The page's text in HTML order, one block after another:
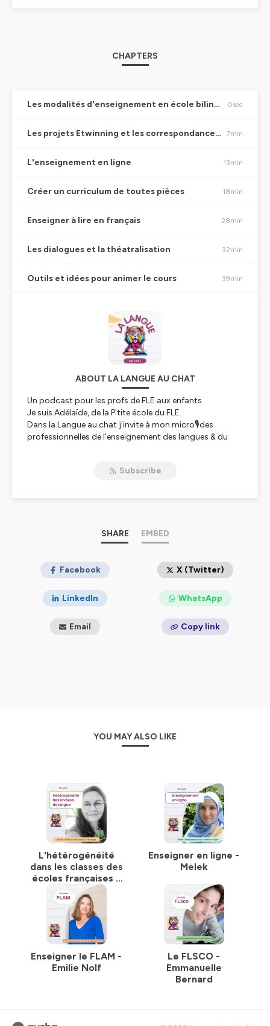
CHAPTERS
Les modalités d'enseignement en école bilingue 0sec
Les projets Etwinning et les correspondances entre classes 7min
L'enseignement en ligne 13min
Créer un curriculum de toutes pièces 18min
Enseigner à lire en français 28min
Les dialogues et la théatralisation 32min
Outils et idées pour animer le cours 39min
ABOUT LA LANGUE AU CHAT
Un podcast pour les profs de FLE aux enfants.
Je suis Adélaïde, de la P'tite école du FLE.
Dans la Langue au chat j'invite à mon micro🎙️des
professionnelles de l'enseignement des langues & du
AEFE, Assistante de langue, enseignement en ligne.
pour plus d'informations.
Subscribe
SHARE EMBED
Facebook X (Twitter)
LinkedIn WhatsApp
Email Copy link
YOU MAY ALSO LIKE
L'hétérogénéité
dans les classes des
écoles françaises à
l'étranger - Céline
Enseigner en ligne -
Melek
Enseigner le FLAM -
Emilie Nolf
Le FLSCO -
Emmanuelle
Bernard